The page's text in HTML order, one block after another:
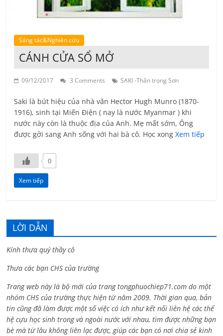
Sáng tác&Nghiên cứu
CÁNH CỬA SỔ MỞ
09/12/2017 3 Comments SAKI -Thân trọng Sơn
Saki là bút hiệu của nhà văn Hector Hugh Munro (1870-
1916), sinh tại Miến Điện ( nay là nước Myanmar ) khi
nước này còn là thuộc địa của Anh. Mẹ mất sớm, Ông
được gởi sang Anh sống với hai bà cô. Học xongXem tiếp
0
Xem tiếp
LỜI DẪN
Kính thưa quý thầy cô
Thưa các bạn CHS của trường
Trang web này là bộ mới của trang tongphuochiep71.com do một
nhóm CHS của trường thực hiện từ năm 2009. Thời gian qua, bản
tin cũng đã làm được một số việc có ích như kết nối liên hệ các thế
hệ cựu học sinh trong và ngoài nước với nhau, tìm được những bạn
bè mà từ lâu không liên lạc được, giúp các bạn có nơi chia sẻ kinh